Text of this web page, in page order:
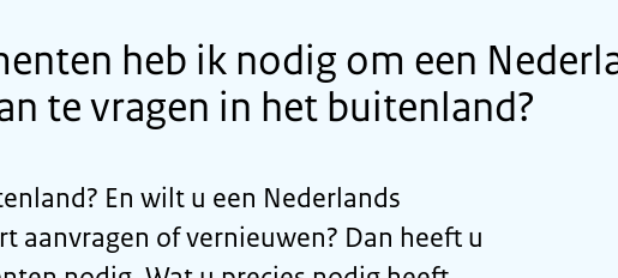
heb ik nodig om een
te vragen in het buitenland?
En wilt u een Nederlands
aanvragen of vernieuwen? Dan heeft u